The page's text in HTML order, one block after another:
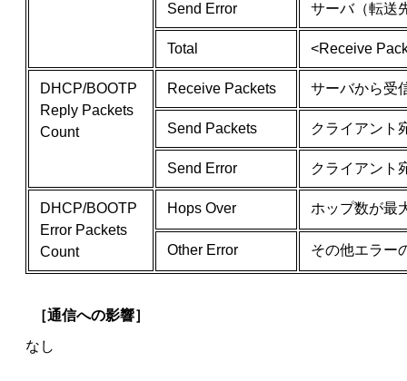
Send Error サーバ（転送
Total <Receive
DHCP/BOOTP
Reply Packets
Count
Receive Packets サーバから受
Send Packets クライアント
Send Error クライアント
DHCP/BOOTP
Error Packets
Count
Hops Over ホップ数が最
Other Error その他エラー
［通信への影響］
なし